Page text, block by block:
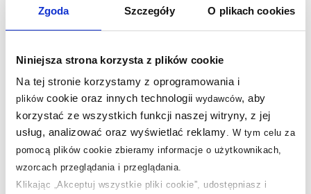
Zgoda Szczegóły O plikach cookies
Niniejsza strona korzysta z plików cookie
Na tej stronie korzystamy z oprogramowania i
plikówcookie oraz innych technologii wydawców, aby
korzystać ze wszystkich funkcji naszej witryny, z jej
usług, analizować oraz wyświetlać reklamy. W tym celu za
pomocą plików cookie zbieramy informacje o użytkownikach,
wzorcach przeglądania i przeglądania.
Klikając „Akceptuj wszystkie pliki cookie”, udostępniasz i